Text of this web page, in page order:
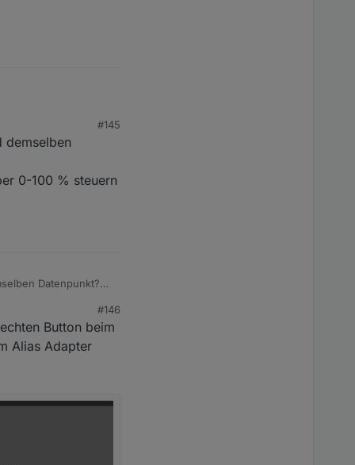
#145
demselben
0-100 % steuern
Datenpunkt?
% steuern kann.
#146
Button beim
Alias Adapter